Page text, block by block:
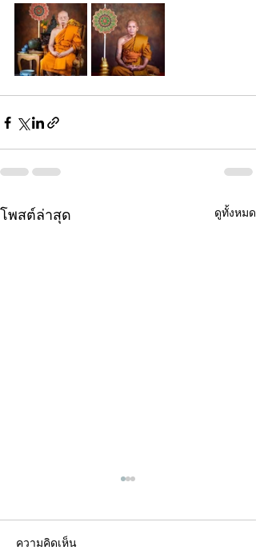
โพสต์ล่าสุด ดูทั้งหมด
ความคิดเห็น